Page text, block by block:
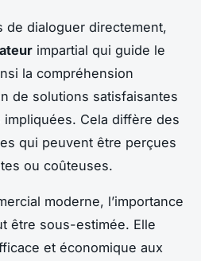
de dialoguer directement,
impartial qui guide le
la compréhension
de solutions satisfaisantes
Cela diffère des
qui peuvent être perçues
ou coûteuses.
moderne, l’importance
être sous-estimée. Elle
et économique aux